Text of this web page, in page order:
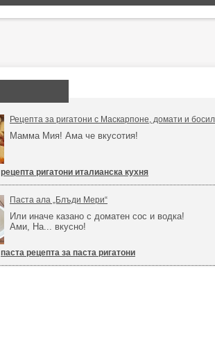
Рецепта за ригатони с Маскарпоне, домати и
Мамма Мия! Ама че вкусотия!
рецепта ригатони италианска кухня
Паста ала „Блъди Мери“
Или иначе казано с доматен сос и водка!
Ами, На... вкусно!
паста рецепта за паста ригатони